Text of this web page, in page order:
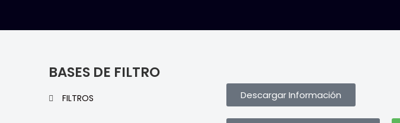
BASES DE FILTRO
FILTROS Descargar Información